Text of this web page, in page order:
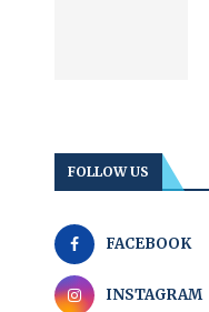
FOLLOW US
FACEBOOK
INSTAGRAM